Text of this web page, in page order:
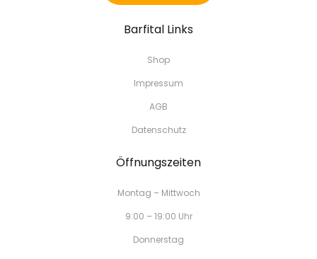
Barfital Links
Shop
Impressum
AGB
Datenschutz
Öffnungszeiten
Montag – Mittwoch
9:00 – 19:00 Uhr
Donnerstag